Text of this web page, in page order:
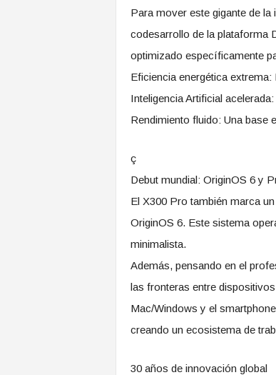
​Para mover este gigante de la
codesarrollo de la plataforma
optimizado específicamente
​Eficiencia energética
​Inteligencia Artificial
​Rendimiento fluido: Una base
ç
​Debut mundial: OriginOS 6 y
​El X300 Pro también marca
OriginOS 6. Este sistema
minimalista.
​Además, pensando en el
las fronteras entre
Mac/Windows y el
creando un ecosistema de
​30 años de innovación global